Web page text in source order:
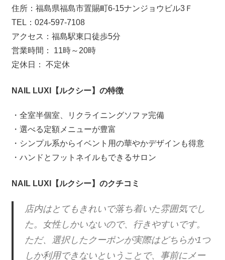
住所：福島県福島市置賜町6-15ナンジョウビル3Ｆ
TEL：024-597-7108
アクセス：福島駅東口徒歩5分
営業時間： 11時～20時
定休日： 不定休
NAIL LUXI【ルクシー】の特徴
・全室半個室、リクライニングソファ完備
・選べる定額メニューが豊富
・シンプル系からイベント用の華やかデザインも得意
・ハンドとフットネイルもできるサロン
NAIL LUXI【ルクシー】のクチコミ
店内はとてもきれいで落ち着いた雰囲気でし
た。女性しかいないので、行きやすいです。
ただ、選択したクーポンが実際はどちらか1つ
しか利用できないということで、事前にメー